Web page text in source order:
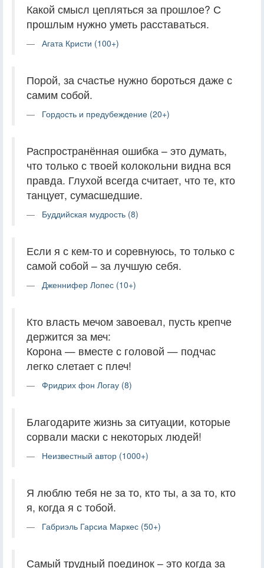
Какой смысл цепляться за прошлое? С
прошлым нужно уметь расставаться.
Агата Кристи (100+)
Порой, за счастье нужно бороться даже с
самим собой.
Гордость и предубеждение (20+)
Распространённая ошибка – это думать,
что только с твоей колокольни видна вся
правда. Глухой всегда считает, что те, кто
танцует, сумасшедшие.
Буддийская мудрость (8)
Если я с кем-то и соревнуюсь, то только с
самой собой – за лучшую себя.
Дженнифер Лопес (10+)
Кто власть мечом завоевал, пусть крепче
держится за меч:
Корона — вместе с головой — подчас
легко слетает с плеч!
Фридрих фон Логау (8)
Благодарите жизнь за ситуации, которые
сорвали маски с некоторых людей!
Неизвестный автор (1000+)
Я люблю тебя не за то, кто ты, а за то, кто
я, когда я с тобой.
Габриэль Гарсиа Маркес (50+)
Самый трудный поединок – это когда за